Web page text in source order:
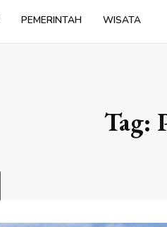
PEMERINTAH WISATA
Tag: